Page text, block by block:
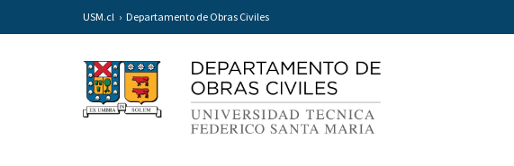
USM.cl Departamento de Obras Civiles